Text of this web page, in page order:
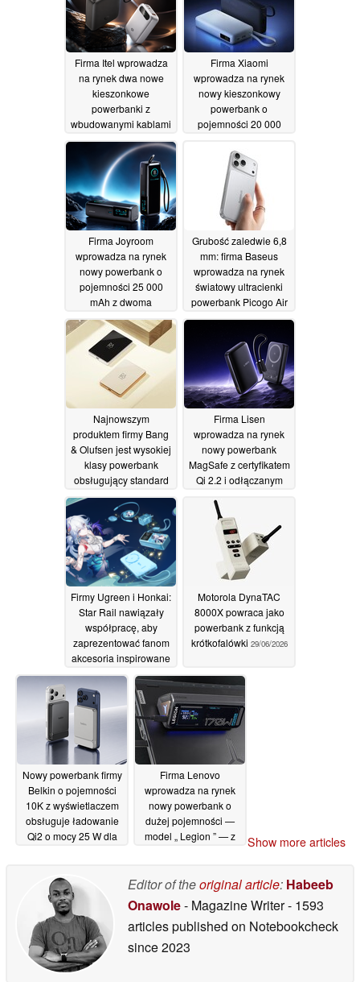
Firma Itel wprowadza
na rynek dwa nowe
kieszonkowe
powerbanki z
wbudowanymi kablami
i wyświetlaczami
28/07/2026
Firma Xiaomi
wprowadza na rynek
nowy kieszonkowy
powerbank o
pojemności 20 000
kablem i
wyświetlaczem
23/07/2026
Firma Joyroom
wprowadza na rynek
nowy powerbank o
pojemności 25 000
mAh z dwoma
wyświetlaczami i
dwoma wbudowanymi
kablami
16/07/2026
Grubość zaledwie 6,8
mm: firma Baseus
wprowadza na rynek
światowy ultracienki
powerbank Picogo Air
z technologią
ładowania
magnetycznego o
mocy 20 W07/07/2026
Najnowszym
produktem firmy Bang
& Olufsen jest wysokiej
klasy powerbank
obsługujący standard
Qi2, a nie słuchawki
05/07/2026
Firma Lisen
wprowadza na rynek
nowy powerbank
MagSafe z certyfikatem
Qi 2.2 i odłączanym
Firmy Ugreen i Honkai:
Star Rail nawiązały
współpracę, aby
zaprezentować fanom
akcesoria inspirowane
postacią Yao Guang
30/06/2026
Motorola DynaTAC
8000X powraca jako
powerbank z funkcją
krótkofalówki 29/06/2026
Nowy powerbank firmy
Belkin o pojemności
10K z wyświetlaczem
obsługuje ładowanie
Qi2 o mocy 25 W dla
Firma Lenovo
wprowadza na rynek
nowy powerbank o
dużej pojemności —
model „ Legion ” — z
W 17/06/2026
Show more articles
Editor of theoriginal article: Habeeb
Onawole- Magazine Writer- 1593
articles published on Notebookcheck
since 2023